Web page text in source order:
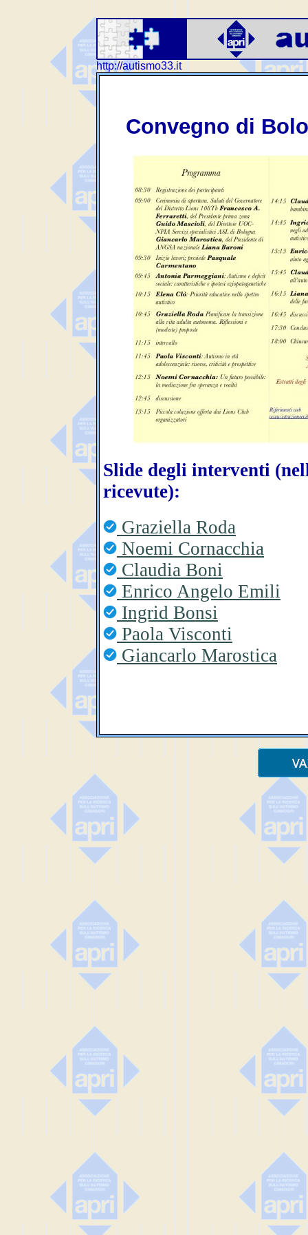
http://autismo33.it
Convegno di
Slide degli interventi
ricevute):
Graziella Roda
Noemi Cornacchia
Claudia Boni
Enrico Angelo Emili
Ingrid Bonsi
Paola Visconti
Giancarlo Marostica